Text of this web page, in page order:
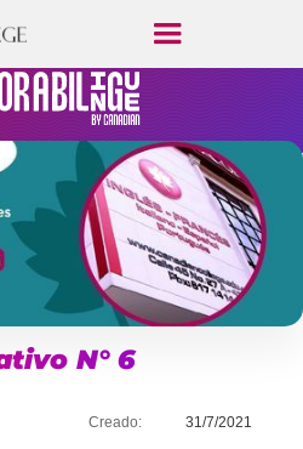
N° 6
Creado: 31/7/2021